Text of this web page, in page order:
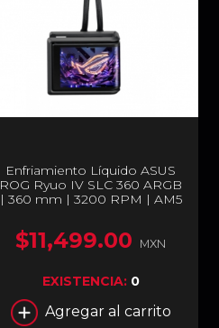
Enfriamiento Líquido ASUS
ROG Ryuo IV SLC 360 ARGB
| 360 mm | 3200 RPM | AM5
Pantalla Curva Personalizable
de 6.67" 2K AMOLED | ARGB
| Negro | ROG Ryuo IV SLC
$11,499.00 MXN
EXISTENCIA: 0
Agregar al carrito